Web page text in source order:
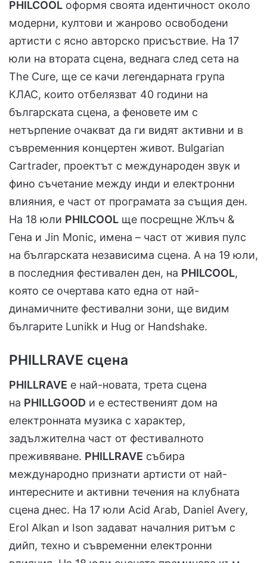
PHILCOOL оформя своята идентичност около
модерни, култови и жанрово освободени
артисти с ясно авторско присъствие. На 17
юли на втората сцена, веднага след сета на
The Cure, ще се качи легендарната група
КЛАС, които отбелязват 40 години на
българската сцена, а феновете им с
нетърпение очакват да ги видят активни и в
съвременния концертен живот. Bulgarian
Cartrader, проектът с международен звук и
фино съчетание между инди и електронни
влияния, е част от програмата за същия ден.
На 18 юли PHILCOOL ще посрещне Жлъч &
Гена и Jin Monic, имена – част от живия пулс
на българската независима сцена. А на 19 юли,
в последния фестивален ден, на PHILCOOL,
която се очертава като една от най-
динамичните фестивални зони, ще видим
българите Lunikk и Hug or Handshake.
PHILLRAVE сцена
PHILLRAVE е най-новата, трета сцена
на PHILLGOOD и е естественият дом на
електронната музика с характер,
задължителна част от фестивалното
преживяване. PHILLRAVE събира
международно признати артисти от най-
интересните и активни течения на клубната
сцена днес. На 17 юли Acid Arab, Daniel Avery,
Erol Alkan и Ison задават началния ритъм с
дийп, техно и съвременни електронни